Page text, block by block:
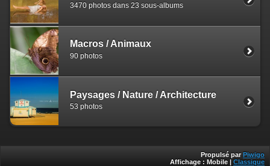
3470 photos dans 23 sous-albums
Macros / Animaux
90 photos
Paysages / Nature / Architecture
53 photos
Propulsé par Piwigo
Affichage : Mobile Classique